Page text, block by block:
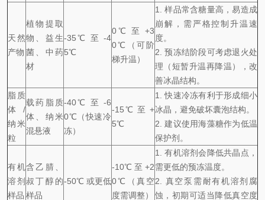
天然
产物
植物提取
物、益生
菌、中药
材
-35℃ 至 -4
5℃
0℃ 至 +3
0℃（可阶
梯升温）
1. 样品常含糖量高，易造成
崩解，需严格控制升温速
度。
2. 预冻结阶段可考虑退火处
理（短暂升温再降温），改
善冰晶结构。
脂质
体/
纳米
粒
载药脂质
体、纳米
混悬液
-40℃ 至 -6
0℃（快速冷
冻）
-15℃ 至 +
5℃
1. 快速冷冻有利于形成细小
冰晶，避免破坏囊泡结构。
2. 建议使用海藻糖作为低温
保护剂。
有机
溶剂
样品
含乙腈、
叔丁醇的
样品
-50℃ 或更低
-10℃ 至 +2
0℃（真空
度需调整）
1. 有机溶剂会降低共晶点，
需更低的预冻温度。
2. 真空泵需耐有机溶剂腐
蚀，初期可适当降低真空度